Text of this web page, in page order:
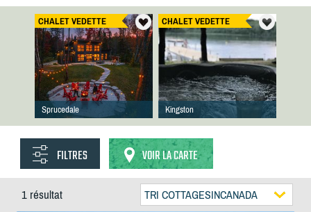
CHALET VEDETTE
Sprucedale
CHALET VEDETTE
Kingston
FILTRES VOIR LA CARTE
1 résultat TRI COTTAGESINCANADA